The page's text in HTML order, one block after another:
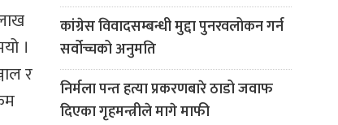
।
र
कांग्रेस विवादसम्बन्धी मुद्दा पुनरवलोकन गर्न
सर्वोच्चको अनुमति
निर्मला पन्त हत्या प्रकरणबारे ठाडो जवाफ
दिएका गृहमन्त्रीले मागे माफी